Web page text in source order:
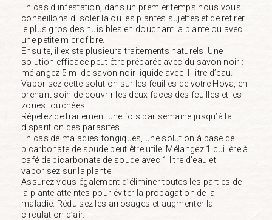
En cas d’infestation, dans un premier temps nous vous
conseillons d’isoler la ou les plantes sujettes et de retirer
le plus gros des nuisibles en douchant la plante ou avec
une petite microfibre.
Ensuite, il existe plusieurs traitements naturels. Une
solution efficace peut être préparée avec du savon noir :
mélangez 5 ml de savon noir liquide avec 1 litre d’eau.
Vaporisez cette solution sur les feuilles de votre Hoya, en
prenant soin de couvrir les deux faces des feuilles et les
zones touchées.
Répétez ce traitement une fois par semaine jusqu’à la
disparition des parasites.
En cas de maladies fongiques, une solution à base de
bicarbonate de soude peut être utile. Mélangez 1 cuillère à
café de bicarbonate de soude avec 1 litre d’eau et
vaporisez sur la plante.
Assurez-vous également d’éliminer toutes les parties de
la plante atteintes pour éviter la propagation de la
maladie. Réduisez les arrosages et augmenter la
circulation d’air.